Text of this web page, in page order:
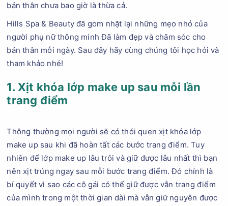
bản thân chưa bao giờ là thừa cả.
Hills Spa & Beauty đã gom nhặt lại những mẹo nhỏ của
người phụ nữ thông minh Đã làm đẹp và chăm sóc cho
bản thân mỗi ngày. Sau đây hãy cùng chúng tôi học hỏi và
tham khảo nhé!
1. Xịt khóa lớp make up sau mỗi lần
trang điểm
Thông thường mọi người sẽ có thói quen xịt khóa lớp
make up sau khi đã hoàn tất các bước trang điểm. Tuy
nhiên để lớp make up lâu trôi và giữ được lâu nhất thì bạn
nên xịt trúng ngay sau mỗi bước trang điểm. Đó chính là
bí quyết vì sao các cô gái có thể giữ được vẫn trang điểm
của mình trong một thời gian dài mà vẫn giữ nguyên được